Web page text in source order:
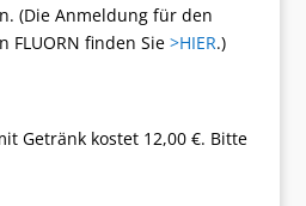
(Die Anmeldung für den
FLUORN finden Sie >HIER.)
Getränk kostet 12,00 €. Bitte